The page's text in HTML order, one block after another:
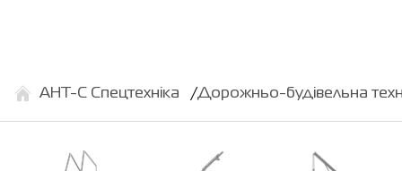
АНТ-С Спецтехніка Дорожньо-будівельна